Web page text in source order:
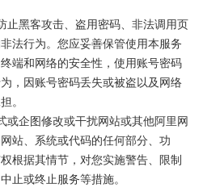
黑客攻击、盗用密码、非法调用页
法行为。您应妥善保管使用本服务
端和网络的安全性，使用账号密码
，因账号密码丢失或被盗以及网络
。
企图修改或干扰网站或其他阿里网
站、系统或代码的任何部分、功
根据其情节，对您实施警告、限制
止或终止服务等措施。